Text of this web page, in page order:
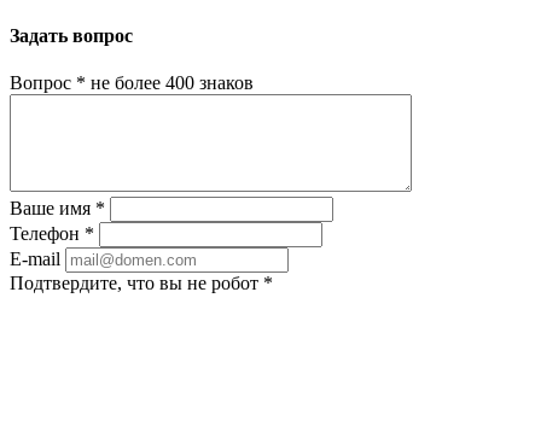
Задать вопрос
Вопрос * не более 400 знаков
Ваше имя *
Телефон *
E-mail
Подтвердите, что вы не робот *